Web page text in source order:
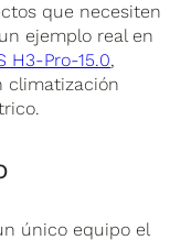
que necesiten
ejemplo real en
H3-Pro-15.0,
climatización
único equipo el